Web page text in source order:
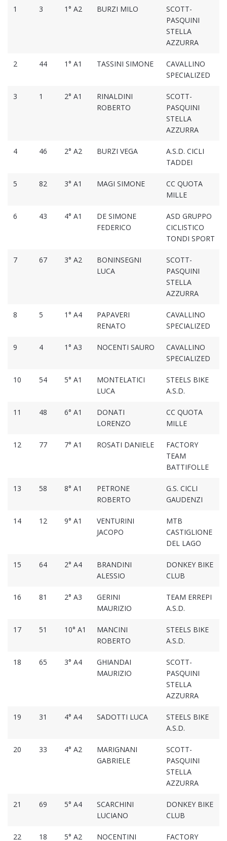
1 3 1° A2 BURZI MILO
SCOTT-
PASQUINI
STELLA
AZZURRA
2 44 1° A1 TASSINI SIMONE
CAVALLINO
SPECIALIZED
3 1 2° A1
RINALDINI
ROBERTO
SCOTT-
PASQUINI
STELLA
AZZURRA
4 46 2° A2 BURZI VEGA
A.S.D. CICLI
TADDEI
5 82 3° A1 MAGI SIMONE
CC QUOTA
MILLE
6 43 4° A1
DE SIMONE
FEDERICO
ASD GRUPPO
CICLISTICO
TONDI SPORT
7 67 3° A2
BONINSEGNI
LUCA
SCOTT-
PASQUINI
STELLA
AZZURRA
8 5 1° A4
PAPAVERI
RENATO
CAVALLINO
SPECIALIZED
9 4 1° A3 NOCENTI SAURO
CAVALLINO
SPECIALIZED
10 54 5° A1
MONTELATICI
LUCA
STEELS BIKE
A.S.D.
11 48 6° A1
DONATI
LORENZO
CC QUOTA
MILLE
12 77 7° A1 ROSATI DANIELE
FACTORY
TEAM
BATTIFOLLE
13 58 8° A1
PETRONE
ROBERTO
G.S. CICLI
GAUDENZI
14 12 9° A1
VENTURINI
JACOPO
MTB
CASTIGLIONE
DEL LAGO
15 64 2° A4
BRANDINI
ALESSIO
DONKEY BIKE
CLUB
16 81 2° A3
GERINI
MAURIZIO
TEAM ERREPI
A.S.D.
17 51 10° A1
MANCINI
ROBERTO
STEELS BIKE
A.S.D.
18 65 3° A4
GHIANDAI
MAURIZIO
SCOTT-
PASQUINI
STELLA
AZZURRA
19 31 4° A4 SADOTTI LUCA
STEELS BIKE
A.S.D.
20 33 4° A2
MARIGNANI
GABRIELE
SCOTT-
PASQUINI
STELLA
AZZURRA
21 69 5° A4
SCARCHINI
LUCIANO
DONKEY BIKE
CLUB
22 18 5° A2 NOCENTINI FACTORY